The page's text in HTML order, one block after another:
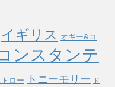
イギリス オギー&コ
ンスタンテ
トロー トニーモリー ド